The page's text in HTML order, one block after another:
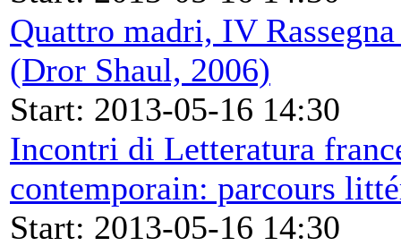
Quattro madri, IV
(Dror Shaul, 2006)
Start: 2013-05-16 14:30
Incontri di Letteratura
contemporain: parcours
Start: 2013-05-16 14:30